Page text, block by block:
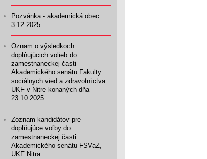
Pozvánka - akademická obec
3.12.2025
Oznam o výsledkoch
doplňujúcich volieb do
zamestnaneckej časti
Akademického senátu Fakulty
sociálnych vied a zdravotníctva
UKF v Nitre konaných dňa
23.10.2025
Zoznam kandidátov pre
doplňujúce voľby do
zamestnaneckej časti
Akademického senátu FSVaZ,
UKF Nitra